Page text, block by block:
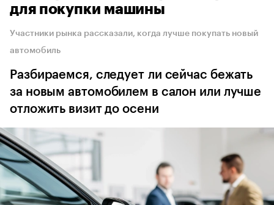
для покупки машины
Участники рынка рассказали, когда лучше покупать новый
автомобиль
Разбираемся, следует ли сейчас бежать
за новым автомобилем в салон или лучше
отложить визит до осени